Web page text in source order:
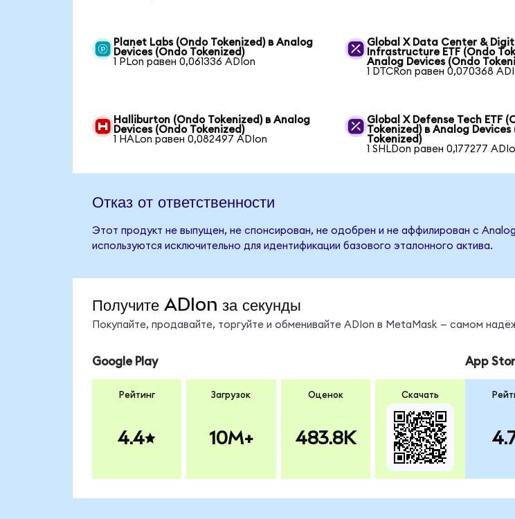
Planet Labs (Ondo Tokenized) в Analog
Devices (Ondo Tokenized)
1 PLon равен 0,061336 ADIon
Global X Data Center &
Infrastructure ETF (Ondo
Analog Devices (Ondo
1 DTCRon равен 0,070368
Halliburton (Ondo Tokenized) в Analog
Devices (Ondo Tokenized)
1 HALon равен 0,082497 ADIon
Global X Defense Tech ETF
Tokenized) в Analog Devices
Tokenized)
1 SHLDon равен 0,177277
Отказ от ответственности
Этот продукт не выпущен, не спонсирован, не одобрен и не аффилирован с
используются исключительно для идентификации базового эталонного актива.
Получите ADIon за секунды
Покупайте, продавайте, торгуйте и обменивайте ADIon в MetaMask — самом
Google Play
Рейтинг
4.4
Загрузок
10M+
Оценок
483.8K
Скачать
App